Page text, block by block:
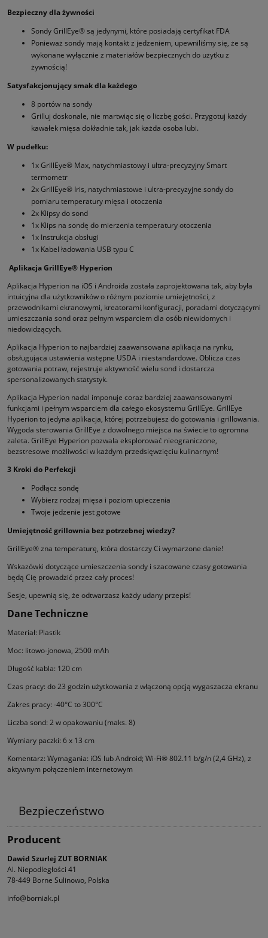
Bezpieczny dla żywności
Sondy GrillEye® są jedynymi, które posiadają certyfikat FDA
Ponieważ sondy mają kontakt z jedzeniem, upewniliśmy się, że są
wykonane wyłącznie z materiałów bezpiecznych do użytku z
żywnością!
Satysfakcjonujący smak dla każdego
8 portów na sondy
Grilluj doskonale, nie martwiąc się o liczbę gości. Przygotuj każdy
kawałek mięsa dokładnie tak, jak każda osoba lubi.
W pudełku:
1x GrillEye® Max, natychmiastowy i ultra-precyzyjny Smart
termometr
2x GrillEye® Iris, natychmiastowe i ultra-precyzyjne sondy do
pomiaru temperatury mięsa i otoczenia
2x Klipsy do sond
1x Klips na sondę do mierzenia temperatury otoczenia
1x Instrukcja obsługi
1x Kabel ładowania USB typu C
Aplikacja GrillEye® Hyperion
Aplikacja Hyperion na iOS i Androida została zaprojektowana tak, aby była
intuicyjna dla użytkowników o różnym poziomie umiejętności, z
przewodnikami ekranowymi, kreatorami konfiguracji, poradami dotyczącymi
umieszczania sond oraz pełnym wsparciem dla osób niewidomych i
niedowidzących.
Aplikacja Hyperion to najbardziej zaawansowana aplikacja na rynku,
obsługująca ustawienia wstępne USDA i niestandardowe. Oblicza czas
gotowania potraw, rejestruje aktywność wielu sond i dostarcza
spersonalizowanych statystyk.
Aplikacja Hyperion nadal imponuje coraz bardziej zaawansowanymi
funkcjami i pełnym wsparciem dla całego ekosystemu GrillEye. GrillEye
Hyperion to jedyna aplikacja, której potrzebujesz do gotowania i grillowania.
Wygoda sterowania GrillEye z dowolnego miejsca na świecie to ogromna
zaleta. GrillEye Hyperion pozwala eksplorować nieograniczone,
bezstresowe możliwości w każdym przedsięwzięciu kulinarnym!
3 Kroki do Perfekcji
Podłącz sondę
Wybierz rodzaj mięsa i poziom upieczenia
Twoje jedzenie jest gotowe
Umiejętność grillownia bez potrzebnej wiedzy?
GrillEye® zna temperaturę, która dostarczy Ci wymarzone danie!
Wskazówki dotyczące umieszczenia sondy i szacowane czasy gotowania
będą Cię prowadzić przez cały proces!
Sesje, upewnią się, że odtwarzasz każdy udany przepis!
Dane Techniczne
Materiał: Plastik
Moc: litowo-jonowa, 2500 mAh
Długość kabla: 120 cm
Czas pracy: do 23 godzin użytkowania z włączoną opcją wygaszacza ekranu
Zakres pracy: -40°C to 300°C
Liczba sond: 2 w opakowaniu (maks. 8)
Wymiary paczki: 6 x 13 cm
Komentarz: Wymagania: iOS lub Android; Wi-Fi® 802.11 b/g/n (2,4 GHz), z
aktywnym połączeniem internetowym
Bezpieczeństwo
Producent
Dawid Szurlej ZUT BORNIAK
Al. Niepodległości 41
78-449 Borne Sulinowo, Polska
info@borniak.pl